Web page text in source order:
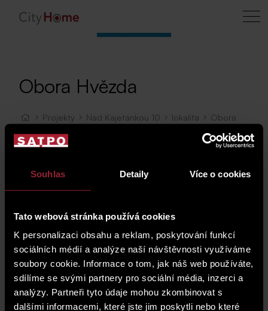
Souhlas Detaily Více o cookies
Tato webová stránka používá cookies
K personalizaci obsahu a reklam, poskytování funkcí
sociálních médií a analýze naší návštěvnosti využíváme
soubory cookie. Informace o tom, jak náš web používáte,
sdílíme se svými partnery pro sociální média, inzerci a
analýzy. Partneři tyto údaje mohou zkombinovat s
dalšími informacemi, které jste jim poskytli nebo které
Obora Hvězda
Projekty Nad Kajetánkou 10 lokalita
Obora